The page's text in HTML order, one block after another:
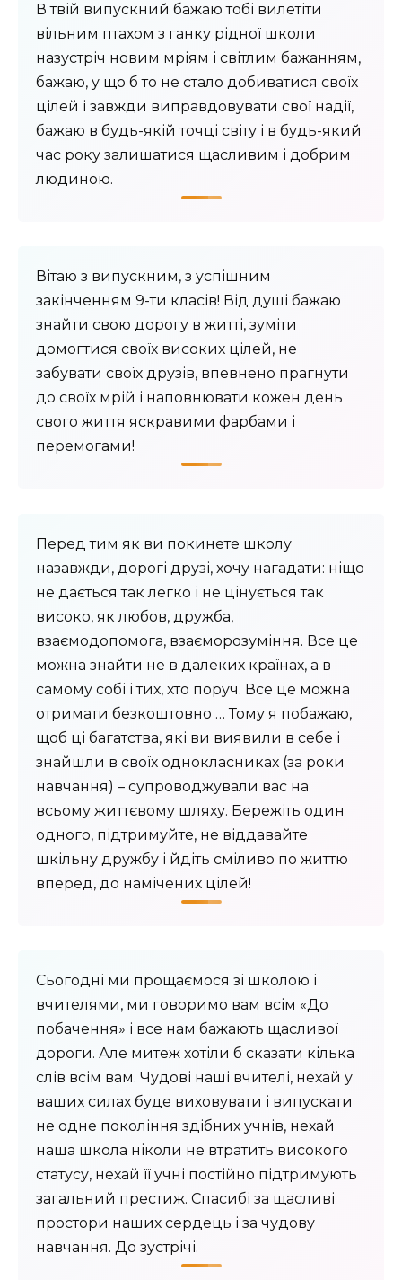
В твій випускний бажаю тобі вилетіти
вільним птахом з ганку рідної школи
назустріч новим мріям і світлим бажанням,
бажаю, у що б то не стало добиватися своїх
цілей і завжди виправдовувати свої надії,
бажаю в будь-якій точці світу і в будь-який
час року залишатися щасливим і добрим
людиною.
Вітаю з випускним, з успішним
закінченням 9-ти класів! Від душі бажаю
знайти свою дорогу в житті, зуміти
домогтися своїх високих цілей, не
забувати своїх друзів, впевнено прагнути
до своїх мрій і наповнювати кожен день
свого життя яскравими фарбами і
перемогами!
Перед тим як ви покинете школу
назавжди, дорогі друзі, хочу нагадати: ніщо
не дається так легко і не цінується так
високо, як любов, дружба,
взаємодопомога, взаєморозуміння. Все це
можна знайти не в далеких країнах, а в
самому собі і тих, хто поруч. Все це можна
отримати безкоштовно … Тому я побажаю,
щоб ці багатства, які ви виявили в себе і
знайшли в своїх однокласниках (за роки
навчання) – супроводжували вас на
всьому життєвому шляху. Бережіть один
одного, підтримуйте, не віддавайте
шкільну дружбу і йдіть сміливо по життю
вперед, до намічених цілей!
Сьогодні ми прощаємося зі школою і
вчителями, ми говоримо вам всім «До
побачення» і все нам бажають щасливої ​​
дороги. Але митеж хотіли б сказати кілька
слів всім вам. Чудові наші вчителі, нехай у
ваших силах буде виховувати і випускати
не одне покоління здібних учнів, нехай
наша школа ніколи не втратить високого
статусу, нехай її учні постійно підтримують
загальний престиж. Спасибі за щасливі
простори наших сердець і за чудову
навчання. До зустрічі.